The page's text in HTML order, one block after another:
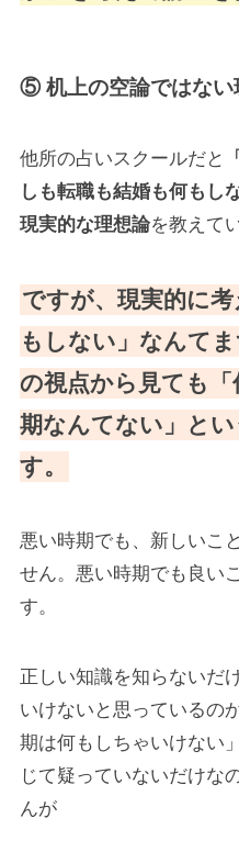
⑤ 机上の空論ではない
他所の占いスクールだと
しも転職も結婚も何もし
現実的な理想論を教えて
ですが、現実的に
もしない」なんて
の視点から見ても
期なんてない」と
す。
悪い時期でも、新しいこ
せん。悪い時期でも良い
す。
正しい知識を知らないだ
いけないと思っているの
期は何もしちゃいけない
じて疑っていないだけな
んが